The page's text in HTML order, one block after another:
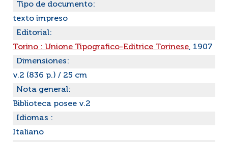
Tipo de documento:
texto impreso
Editorial:
Torino : Unione Tipografico-Editrice Torinese, 1907
Dimensiones:
v.2 (836 p.) / 25 cm
Nota general:
Biblioteca posee v.2
Idiomas :
Italiano